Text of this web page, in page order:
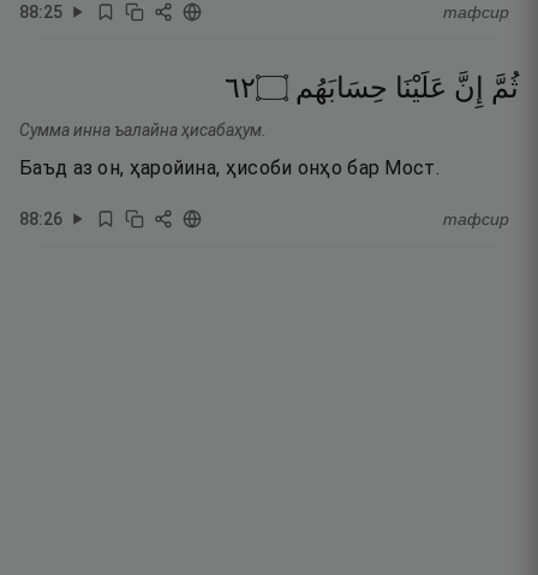
88:25 тафсир
ثُمَّ إِنَّ عَلَيْنَا حِسَابَهُم ۝٢٦
Сумма инна ъалайна ҳисабаҳум.
Баъд аз он, ҳаройина, ҳисоби онҳо бар Мост.
88:26 тафсир